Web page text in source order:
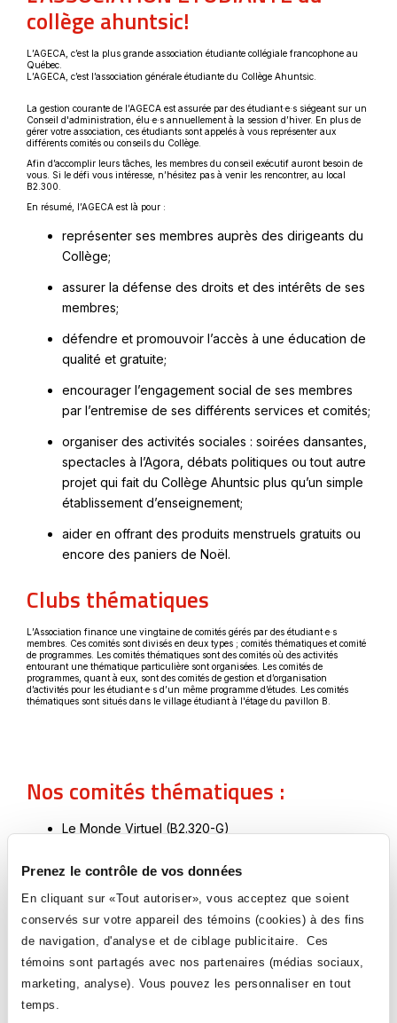
Prenez le contrôle de vos données
En cliquant sur «Tout autoriser», vous acceptez que soient
conservés sur votre appareil des témoins (cookies) à des fins
de navigation, d'analyse et de ciblage publicitaire. Ces
témoins sont partagés avec nos partenaires (médias sociaux,
marketing, analyse). Vous pouvez les personnaliser en tout
temps.
collège ahuntsic!
L’AGECA, c’est la plus grande association étudiante collégiale francophone au
Québec.
L’AGECA, c’est l’association générale étudiante du Collège Ahuntsic.
La gestion courante de l’AGECA est assurée par des étudiant·e·s siégeant sur un
Conseil d'administration, élu·e·s annuellement à la session d’hiver. En plus de
gérer votre association, ces étudiants sont appelés à vous représenter aux
différents comités ou conseils du Collège.
Afin d’accomplir leurs tâches, les membres du conseil exécutif auront besoin de
vous. Si le défi vous intéresse, n’hésitez pas à venir les rencontrer, au local
B2.300.
En résumé, l’AGECA est là pour :
représenter ses membres auprès des dirigeants du
Collège;
assurer la défense des droits et des intérêts de ses
membres;
défendre et promouvoir l’accès à une éducation de
qualité et gratuite;
encourager l’engagement social de ses membres
par l’entremise de ses différents services et comités;
organiser des activités sociales : soirées dansantes,
spectacles à l’Agora, débats politiques ou tout autre
projet qui fait du Collège Ahuntsic plus qu’un simple
établissement d’enseignement;
aider en offrant des produits menstruels gratuits ou
encore des paniers de Noël.
Clubs thématiques
L’Association finance une vingtaine de comités gérés par des étudiant·e·s
membres. Ces comités sont divisés en deux types ; comités thématiques et comité
de programmes. Les comités thématiques sont des comités où des activités
entourant une thématique particulière sont organisées. Les comités de
programmes, quant à eux, sont des comités de gestion et d’organisation
d’activités pour les étudiant·e·s d’un même programme d’études. Les comités
thématiques sont situés dans le village étudiant à l'étage du pavillon B.
Nos comités thématiques :
Le Monde Virtuel (B2.320-G)
Impro Ahuntsic (B2.320-E)
Espace Fine (B2.320-A)
La Crypte (B2.320-B)
En collaboration avec la vie